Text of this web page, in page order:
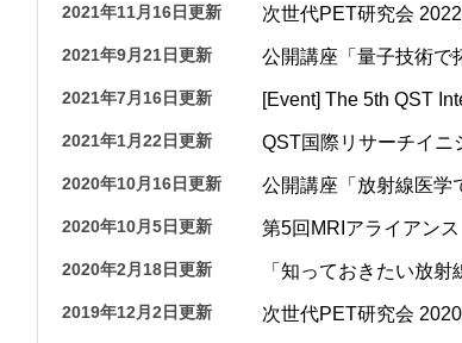
2021年11月16日更新 次世代PET研究会
2021年9月21日更新 公開講座「量子技術
2021年7月16日更新 [Event] The 5th QST
2021年1月22日更新 QST国際リサーチイニ
2020年10月16日更新 公開講座「放射線医
2020年10月5日更新 第5回MRIアライアン
2020年2月18日更新 「知っておきたい放
2019年12月2日更新 次世代PET研究会